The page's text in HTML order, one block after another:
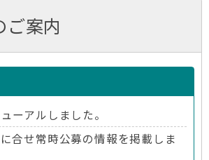
ご案内
ーアルしました。
合せ常時公募の情報を掲載しま